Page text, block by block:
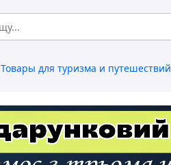
Товары для туризма и путешествий